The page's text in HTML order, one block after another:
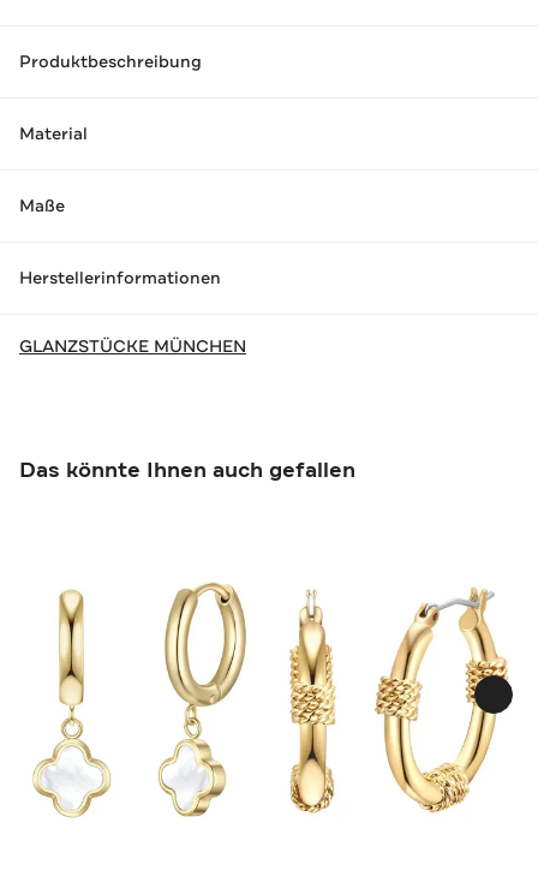
Produktbeschreibung
Material
Maße
Herstellerinformationen
GLANZSTÜCKE MÜNCHEN
Das könnte Ihnen auch gefallen